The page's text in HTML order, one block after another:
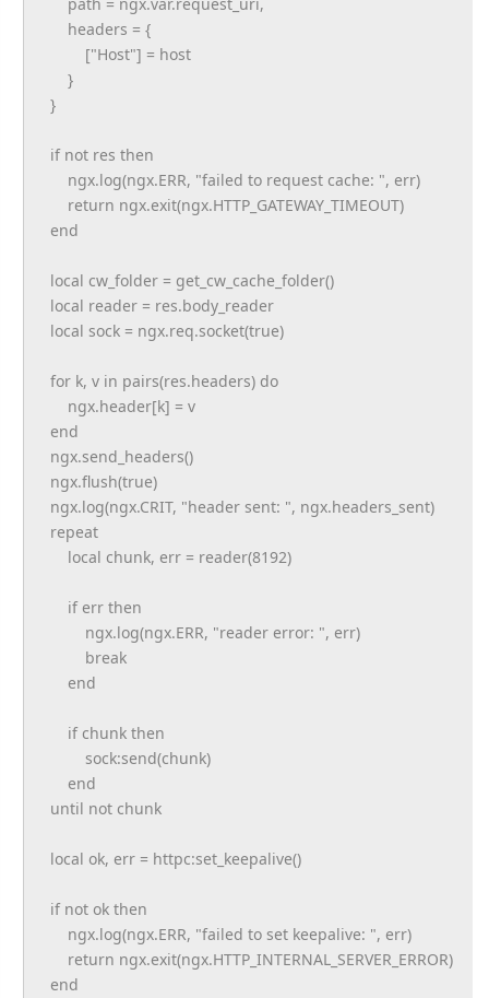
headers = {
["Host"] = host
}
}
if not res then
ngx.log(ngx.ERR, "failed to request cache: ", err)
return ngx.exit(ngx.HTTP_GATEWAY_ TIMEOUT)
end
local cw_folder = get_cw_cache_folder()
local reader = res.body_reader
local sock = ngx.req.socket(true)
for k, v in pairs(res.headers) do
ngx.header[k] = v
end
ngx.send_headers()
ngx.flush(true)
ngx.log(ngx.CRIT, "header sent: ", ngx.headers_sent)
repeat
local chunk, err = reader(8192)
if err then
ngx.log(ngx.ERR, "reader error: ", err)
break
end
if chunk then
sock:send(chunk)
end
until not chunk
local ok, err = httpc:set_keepalive()
if not ok then
ngx.log(ngx.ERR, "failed to set keepalive: ", err)
return ngx.exit(ngx.HTTP_INTERNAL_ SERVER_ERROR)
end